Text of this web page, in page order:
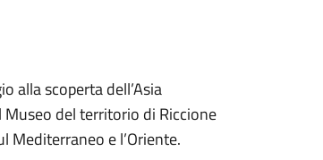
alla scoperta dell’Asia
del territorio di Riccione
Mediterraneo e l’Oriente.